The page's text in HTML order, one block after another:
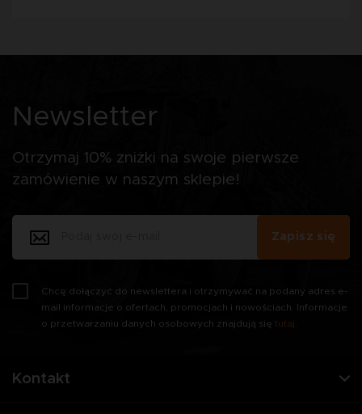
Kontakt
Newsletter
Otrzymaj 10% zniżki na swoje pierwsze
zamówienie w naszym sklepie!
Chcę dołączyć do newslettera i otrzymywać na podany adres e-
mail informacje o ofertach, promocjach i nowościach. Informacje
o przetwarzaniu danych osobowych znajdują się tutaj
Zapisz się